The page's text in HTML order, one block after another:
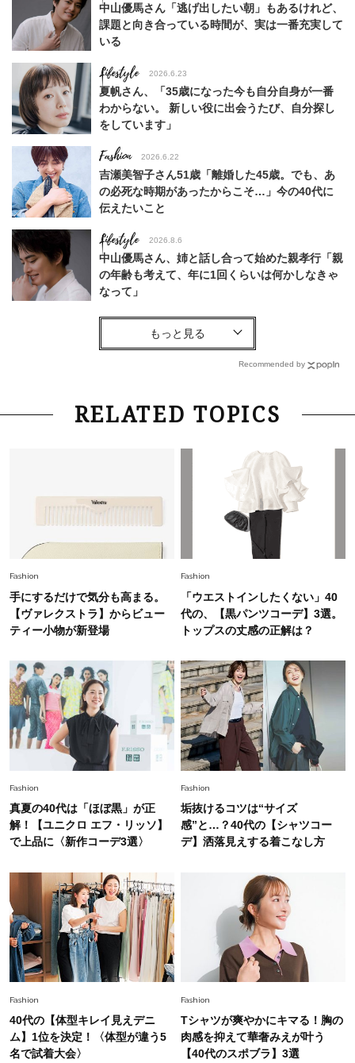
中山優馬さん「逃げ出したい朝」もあるけれど、
課題と向き合っている時間が、実は一番充実して
いる
Lifestyle 2026.6.23
夏帆さん、「35歳になった今も自分自身が一番
わからない。 新しい役に出会うたび、自分探し
をしています」
Fashion 2026.6.22
吉瀬美智子さん51歳「離婚した45歳。でも、あ
の必死な時期があったからこそ…」今の40代に
伝えたいこと
Lifestyle 2026.8.6
中山優馬さん、姉と話し合って始めた親孝行「親
の年齢も考えて、年に1回くらいは何かしなきゃ
なって」
Lifestyle
26年夏の【開運アクション】は”ひと拭き”習
Fashion 2026.6.12
中村ゆりさん「40代になり、やっと“仕事以外の
白黒でもこんなに華やぐ！40代、夏の「甘めト
ップス×パンツ」コーデ〈3選〉
40代の夏通勤はこれ１着！「きちんと感」も
「オシャレ」も整うトレンドトップス〈4選〉
Fashion
初夏はこれさえあれば！40代は【淡色ワンピ】
で即涼しげ＆上品見え〈3選〉
Fashion
今、40代の「メガネ＆サングラス」のトレンド
に更新あり！“黒ぶち以外”が新定番に
Fashion 2026.8.5
オシャレ40代の【ワンピ＆オールインワン】最
選び」！
Fashion 2026.7.9
スタイリストが本気で推す！40代がほどよく華
やぐ【甘め黒アイテム】3選
【最旬かごバッグ】6選
Recommended by
RELATED TOPICS
Fashion
手にするだけで気分も高まる。
【ヴァレクストラ】からビュー
ティー小物が新登場
Fashion
「ウエストインしたくない」40
代の、【黒パンツコーデ】3選。
トップスの丈感の正解は？
Fashion
真夏の40代は「ほぼ黒」が正
解！【ユニクロ エフ・リッソ】
で上品に〈新作コーデ3選〉
Fashion
垢抜けるコツは“サイズ
感”と…？40代の【シャツコー
デ】洒落見えする着こなし方
Fashion
40代の【体型キレイ見えデニ
ム】1位を決定！〈体型が違う5
名で試着大会〉
Fashion
Tシャツが爽やかにキマる！胸の
肉感を抑えて華奢みえが叶う
【40代のスポブラ】3選